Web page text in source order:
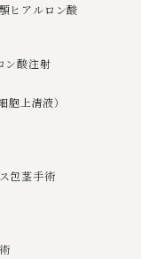
顎ヒアルロン酸
ン酸注射
胞上清液）
包茎手術